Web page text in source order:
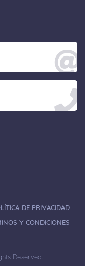
DE PRIVACIDAD
Y CONDICIONES
Reserved.